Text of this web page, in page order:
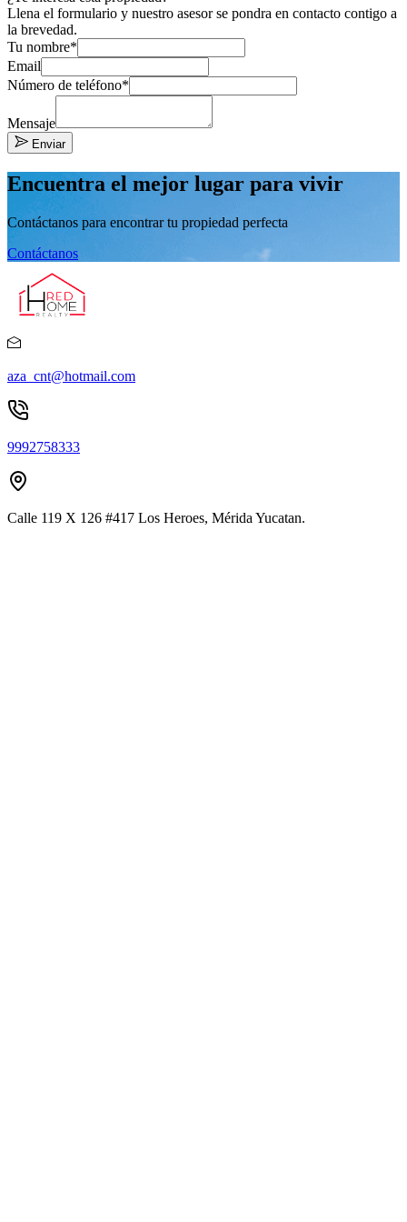
Llena el formulario y nuestro asesor se pondra en contacto contigo a
la brevedad.
Tu nombre*
Email
Número de teléfono*
Mensaje
Enviar
Encuentra el mejor lugar para vivir
Contáctanos para encontrar tu propiedad perfecta
Contáctanos
aza_cnt@hotmail.com
9992758333
Calle 119 X 126 #417 Los Heroes, Mérida Yucatan.